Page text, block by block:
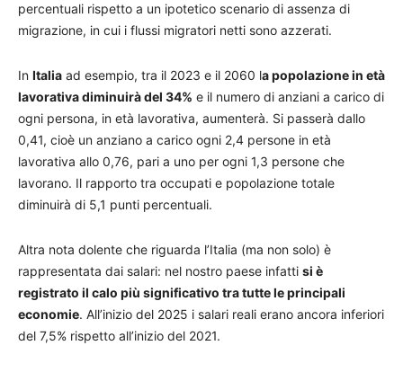
percentuali rispetto a un ipotetico scenario di assenza di
migrazione, in cui i flussi migratori netti sono azzerati.
In Italia ad esempio, tra il 2023 e il 2060 la popolazione in età
lavorativa diminuirà del 34% e il numero di anziani a carico di
ogni persona, in età lavorativa, aumenterà. Si passerà dallo
0,41, cioè un anziano a carico ogni 2,4 persone in età
lavorativa allo 0,76, pari a uno per ogni 1,3 persone che
lavorano. Il rapporto tra occupati e popolazione totale
diminuirà di 5,1 punti percentuali.
Altra nota dolente che riguarda l’Italia (ma non solo) è
rappresentata dai salari: nel nostro paese infatti si è
registrato il calo più significativo tra tutte le principali
economie. All’inizio del 2025 i salari reali erano ancora inferiori
del 7,5% rispetto all’inizio del 2021.